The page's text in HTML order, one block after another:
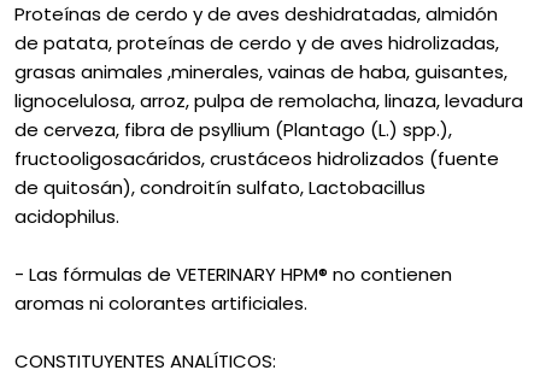
Proteínas de cerdo y de aves deshidratadas, almidón
de patata, proteínas de cerdo y de aves hidrolizadas,
grasas animales ,minerales, vainas de haba, guisantes,
lignocelulosa, arroz, pulpa de remolacha, linaza, levadura
de cerveza, fibra de psyllium (Plantago (L.) spp.),
fructooligosacáridos, crustáceos hidrolizados (fuente
de quitosán), condroitín sulfato, Lactobacillus
acidophilus.
- Las fórmulas de VETERINARY HPM® no contienen
aromas ni colorantes artificiales.
CONSTITUYENTES ANALÍTICOS: